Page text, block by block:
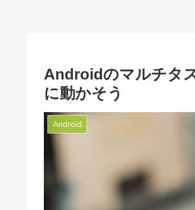
Androidのマルチタ
に動かそう
Android